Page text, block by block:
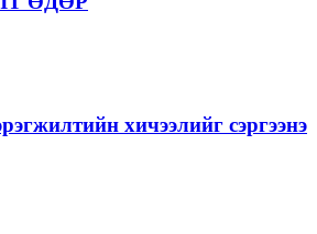
хичээлийг сэргээнэ